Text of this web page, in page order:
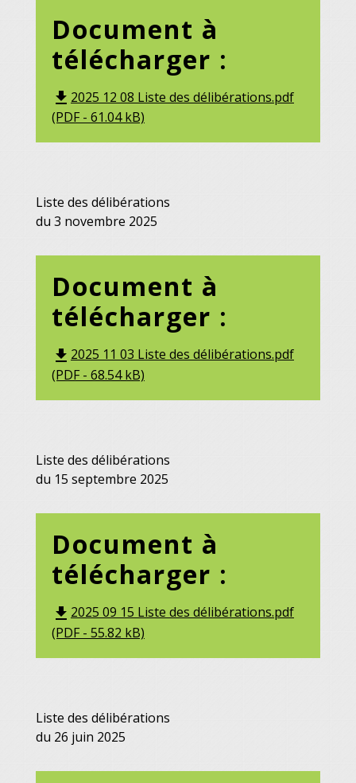
Document à
télécharger :
file_download 2025 12 08 Liste des délibérations.pdf
(PDF - 61.04 kB)
Liste des délibérations
du 3 novembre 2025
Document à
télécharger :
file_download 2025 11 03 Liste des délibérations.pdf
(PDF - 68.54 kB)
Liste des délibérations
du 15 septembre 2025
Document à
télécharger :
file_download 2025 09 15 Liste des délibérations.pdf
(PDF - 55.82 kB)
Liste des délibérations
du 26 juin 2025